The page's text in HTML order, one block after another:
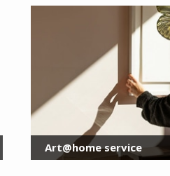
Art@home service